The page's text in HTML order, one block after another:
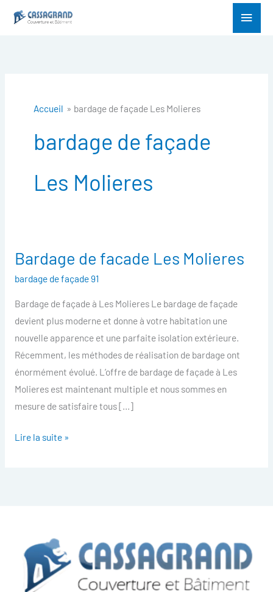
Menu
Accueil bardage de façade Les Molieres
bardage de façade
Les Molieres
Bardage de facade Les Molieres
bardage de façade 91
Bardage de façade à Les Molieres Le bardage de façade
devient plus moderne et donne à votre habitation une
nouvelle apparence et une parfaite isolation extérieure.
Récemment, les méthodes de réalisation de bardage ont
énormément évolué. L’offre de bardage de façade à Les
Molieres est maintenant multiple et nous sommes en
mesure de satisfaire tous […]
Bardage
Les
Molieres
Lire la suite »